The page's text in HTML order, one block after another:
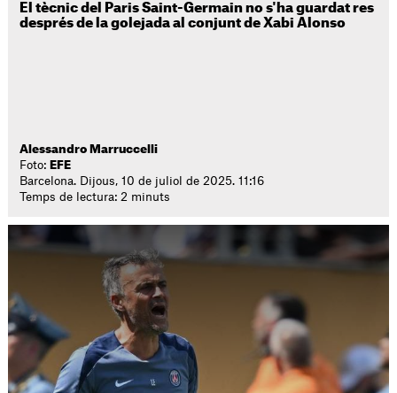
El tècnic del Paris Saint-Germain no s'ha guardat res
després de la golejada al conjunt de Xabi Alonso
Alessandro Marruccelli
Foto: EFE
Barcelona. Dijous, 10 de juliol de 2025. 11:16
Temps de lectura: 2 minuts